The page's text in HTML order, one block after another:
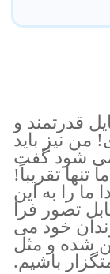
قدرتمند و
نیز باید
می شود گفت
تقریباً!
ما را به این
تصور فرا
خود می
شده و مثل
باشیم.